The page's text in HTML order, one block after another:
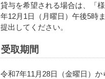
貸与を希望される場合は、「
年12月1日（月曜日）午後5時
提出してください。
受取期間
令和7年11月28日（金曜日）